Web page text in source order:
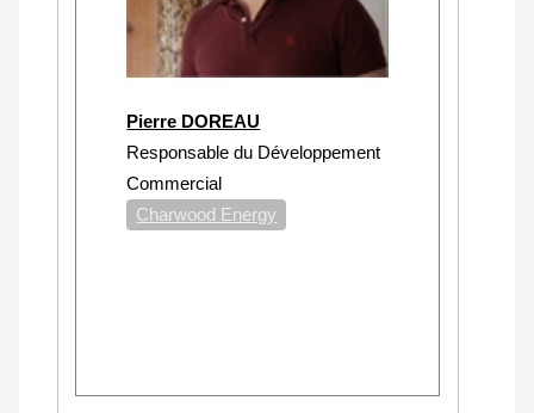
Pierre DOREAU
Responsable du Développement
Commercial
Charwood Energy